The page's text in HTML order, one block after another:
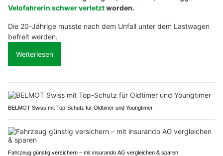
Velofahrerin schwer verletztworden.
Die 20-Jährige musste nach dem Unfall unter dem Lastwagen
befreit werden.
Weiterlesen
BELMOT Swiss mit Top-Schutz für Oldtimer und Youngtimer
Fahrzeug günstig versichern – mit insurando AG vergleichen & sparen